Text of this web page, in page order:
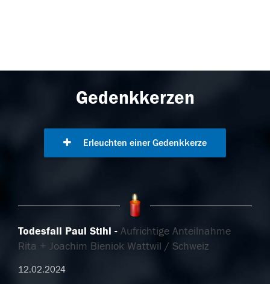
Gedenkkerzen
Erleuchten einer Gedenkkerze
Todesfall Paul Stihl
Aufrichtige Anteilnahme
Rita + Joachim Bieniok Wattwil / Schweiz
12.02.2024